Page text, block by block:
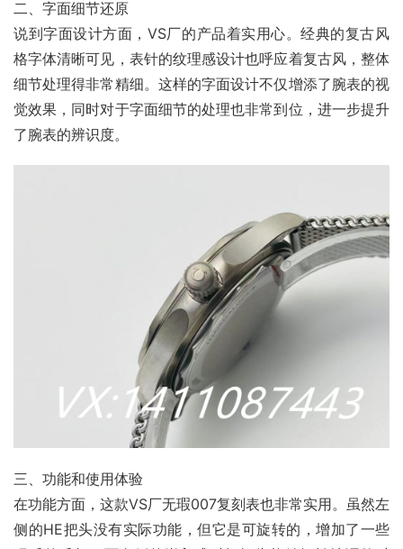
二、字面细节还原
说到字面设计方面，VS厂的产品着实用心。经典的复古风
格字体清晰可见，表针的纹理感设计也呼应着复古风，整体
细节处理得非常精细。这样的字面设计不仅增添了腕表的视
觉效果，同时对于字面细节的处理也非常到位，进一步提升
了腕表的辨识度。
三、功能和使用体验
在功能方面，这款VS厂无瑕007复刻表也非常实用。虽然左
侧的HE把头没有实际功能，但它是可旋转的，增加了一些